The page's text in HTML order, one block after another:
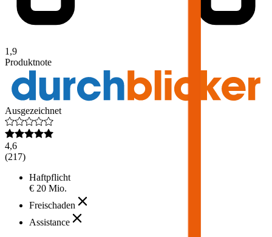
1,9
Produktnote
Ausgezeichnet
4,6
(217)
Haftpflicht
€ 20 Mio.
Freischaden
Assistance